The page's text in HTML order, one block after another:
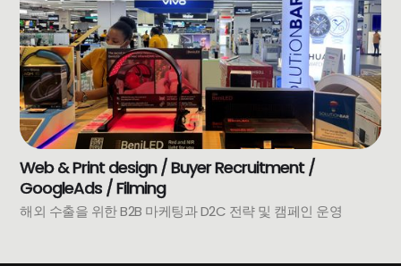
Web & Print design / Buyer Recruitment /
GoogleAds / Filming
해외 수출을 위한 B2B 마케팅과 D2C 전략 및 캠페인 운영